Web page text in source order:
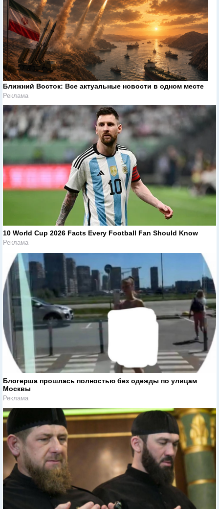
Ближний Восток: Все актуальные новости в одном месте
Реклама
10 World Cup 2026 Facts Every Football Fan Should Know
Реклама
Блогерша прошлась полностью без одежды по улицам
Москвы
Реклама